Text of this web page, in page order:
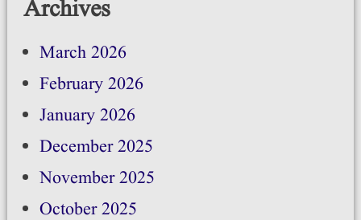
Archives
March 2026
February 2026
January 2026
December 2025
November 2025
October 2025